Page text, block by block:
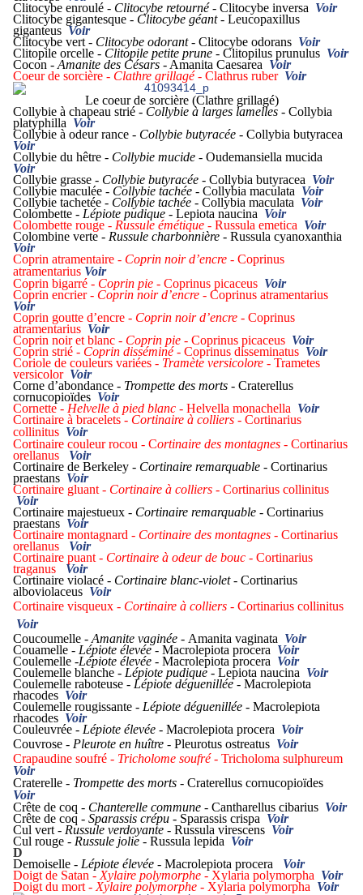
Clitocybe enroulé - Clitocybe retourné - Clitocybe inversa Voir
Clitocybe gigantesque - Clitocybe géant - Leucopaxillus
giganteusVoir
Clitocybe vert - Clitocybe odorant - Clitocybe odorans Voir
Clitopile orcelle - Clitopile petite prune - Clitopilus prunulus Voir
Cocon - Amanite des Césars - Amanita Caesarea Voir
Coeur de sorcière - Clathre grillagé - Clathrus ruber Voir
Le coeur de sorcière (Clathre grillagé)
Collybie à chapeau strié - Collybie à larges lamelles - Collybia
platyphilla Voir
Collybie à odeur rance - Collybie butyracée - Collybia butyracea
Voir
Collybie du hêtre - Collybie mucide - Oudemansiella mucida
Voir
Collybie grasse - Collybie butyracée - Collybia butyracea Voir
Collybie maculée - Collybie tachée - Collybia maculata Voir
Collybie tachetée - Collybie tachée - Collybia maculata Voir
Colombette - Lépiote pudique - Lepiota naucina Voir
Colombette rouge - Russule émétique - Russula emetica Voir
Colombine verte - Russule charbonnière - Russula cyanoxanthia
Voir
Coprin atramentaire - Coprin noir d’encre - Coprinus
atramentarius Voir
Coprin bigarré - Coprin pie - Coprinus picaceus Voir
Coprin encrier - Coprin noir d’encre - Coprinus atramentarius
Voir
Coprin goutte d’encre - Coprin noir d’encre - Coprinus
atramentarius Voir
Coprin noir et blanc - Coprin pie - Coprinus picaceus Voir
Coprin strié - Coprin disséminé - Coprinus disseminatus Voir
Coriole de couleurs variées - Tramète versicolore - Trametes
versicolor Voir
Corne d’abondance - Trompette des morts - Craterellus
cornucopioïdes Voir
Cornette - Helvelle à pied blanc - Helvella monachella Voir
Cortinaire à bracelets - Cortinaire à colliers - Cortinarius
collinitus Voir
Cortinaire couleur rocou - Cortinaire des montagnes - Cortinarius
orellanus Voir
Cortinaire de Berkeley - Cortinaire remarquable - Cortinarius
praestans Voir
Cortinaire gluant - Cortinaire à colliers - Cortinarius collinitus
Voir
Cortinaire majestueux - Cortinaire remarquable - Cortinarius
praestans Voir
Cortinaire montagnard - Cortinaire des montagnes - Cortinarius
orellanus Voir
Cortinaire puant - Cortinaire à odeur de bouc - Cortinarius
traganus Voir
Cortinaire violacé - Cortinaire blanc-violet - Cortinarius
alboviolaceus Voir
Cortinaire visqueux - Cortinaire à colliers - Cortinarius collinitus
Voir
Coucoumelle - Amanite vaginée - Amanita vaginata Voir
Couamelle - Lépiote élevée - Macrolepiota procera Voir
Coulemelle -Lépiote élevée - Macrolepiota procera Voir
Coulemelle blanche - Lépiote pudique - Lepiota naucina Voir
Coulemelle raboteuse - Lépiote déguenillée- Macrolepiota
rhacodes Voir
Coulemelle rougissante - Lépiote déguenillée - Macrolepiota
rhacodes Voir
Couleuvrée - Lépiote élevée - Macrolepiota procera Voir
Couvrose - Pleurote en huître - Pleurotus ostreatus Voir
Crapaudine soufré - Tricholome soufré- Tricholoma sulphureum
Voir
Craterelle - Trompette des morts - Craterellus cornucopioïdes
Voir
Crête de coq - Chanterelle commune - Cantharellus cibarius Voir
Crête de coq - Sparassis crépu - Sparassis crispa Voir
Cul vert - Russule verdoyante - Russula virescens Voir
Cul rouge - Russule jolie - Russula lepida Voir
D
Demoiselle - Lépiote élevée - Macrolepiota procera Voir
Doigt de Satan - Xylaire polymorphe -Xylaria polymorpha Voir
Doigt du mort - Xylaire polymorphe - Xylaria polymorpha Voir